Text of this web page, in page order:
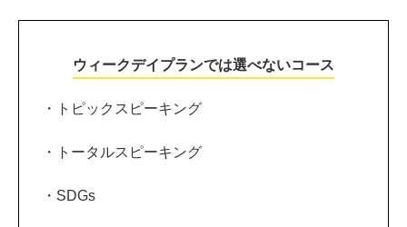
ウィークデイプランでは選べないコース
・トピックスピーキング
・トータルスピーキング
・SDGs